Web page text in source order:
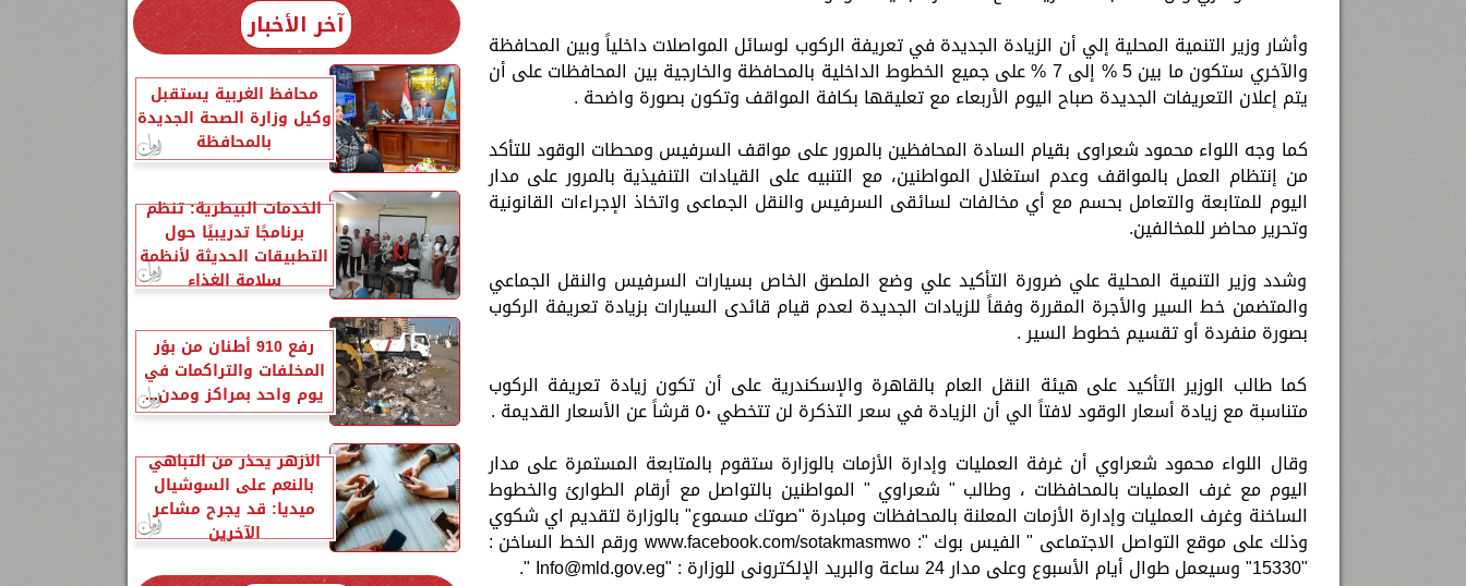
وأشار وزير التنمية المحلية إلي أن الزيادة الجديدة في تعريفة الركوب لوسائل المواصلات داخلياً وبين المحافظة
والآخري ستكون ما بين 5 % إلى 7 % على جميع الخطوط الداخلية بالمحافظة والخارجية بين المحافظات على أن
يتم إعلان التعريفات الجديدة صباح اليوم الأربعاء مع تعليقها بكافة المواقف وتكون بصورة واضحة .
كما وجه اللواء محمود شعراوى بقيام السادة المحافظين بالمرور على مواقف السرفيس ومحطات الوقود للتأكد
من إنتظام العمل بالمواقف وعدم استغلال المواطنين، مع التنبيه على القيادات التنفيذية بالمرور على مدار
اليوم للمتابعة والتعامل بحسم مع أي مخالفات لسائقى السرفيس والنقل الجماعى واتخاذ الإجراءات القانونية
وتحرير محاضر للمخالفين.
وشدد وزير التنمية المحلية علي ضرورة التأكيد علي وضع الملصق الخاص بسيارات السرفيس والنقل الجماعي
والمتضمن خط السير والأجرة المقررة وفقاً للزيادات الجديدة لعدم قيام قائدى السيارات بزيادة تعريفة الركوب
بصورة منفردة أو تقسيم خطوط السير .
كما طالب الوزير التأكيد على هيئة النقل العام بالقاهرة والإسكندرية على أن تكون زيادة تعريفة الركوب
متناسبة مع زيادة أسعار الوقود لافتاً الي أن الزيادة في سعر التذكرة لن تتخطي ٥٠ قرشاً عن الأسعار القديمة .
وقال اللواء محمود شعراوي أن غرفة العمليات وإدارة الأزمات بالوزارة ستقوم بالمتابعة المستمرة على مدار
اليوم مع غرف العمليات بالمحافظات ، وطالب " شعراوي " المواطنين بالتواصل مع أرقام الطوارئ والخطوط
الساخنة وغرف العمليات وإدارة الأزمات المعلنة بالمحافظات ومبادرة "صوتك مسموع" بالوزارة لتقديم اي شكوي
وذلك على موقع التواصل الاجتماعى " الفيس بوك ": www.facebook.com/sotakmasmwo ورقم الخط الساخن :
"15330" وسيعمل طوال أيام الأسبوع وعلى مدار 24 ساعة والبريد الإلكترونى للوزارة : " Info@mld.gov.eg
".
آخر الأخبار
محافظ الغربية يستقبل
وكيل وزارة الصحة الجديدة
بالمحافظة
الخدمات البيطرية: تنظم
برنامجًا تدريبيًا حول
التطبيقات الحديثة لأنظمة
سلامة الغذاء
رفع 910 أطنان من بؤر
المخلفات والتراكمات في
يوم واحد بمراكز ومدن...
الأزهر يحذر من التباهي
بالنعم على السوشيال
ميديا: قد يجرح مشاعر
الآخرين